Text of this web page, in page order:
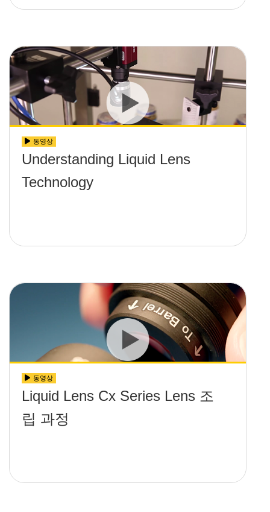
동영상
Understanding Liquid Lens
Technology
동영상
Liquid Lens Cx Series Lens 조
립 과정